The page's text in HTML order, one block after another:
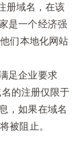
册域名，在该
是一个经济强
们本地化网站
足企业要求
的注册仅限于
，如果在域名
被阻止。